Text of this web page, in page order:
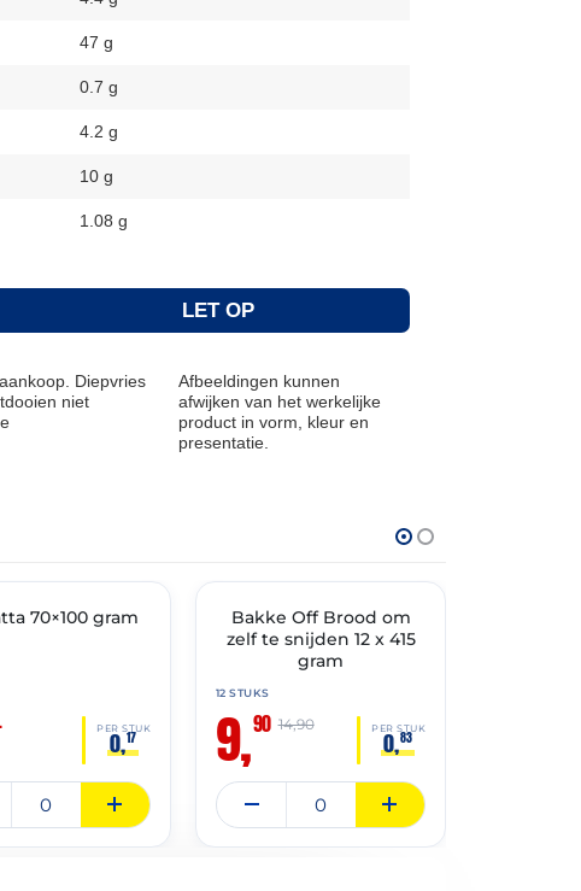
47 g
0.7 g
4.2 g
10 g
1.08 g
LET OP
Diepvries
niet
Afbeeldingen kunnen
afwijken van het werkelijke
product in vorm, kleur en
presentatie.
70×100 gram
PER STUK
0,17
🔥 OP=OP
Bakke Off Brood om
zelf te snijden 12 x 415
gram
12 STUKS
9,90 PER STUK
0,83
14,90